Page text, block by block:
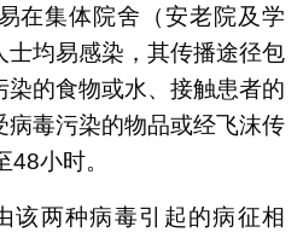
在集体院舍（安老院及学
士均易感染，其传播途径包
的食物或水、接触患者的
病毒污染的物品或经飞沫传
小时。
该两种病毒引起的病征相